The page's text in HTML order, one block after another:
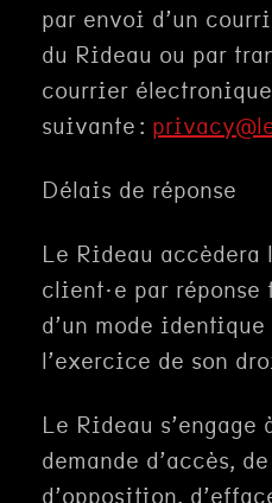
par envoi d’un
du Rideau ou par
courrier électronique
suivante :
Délais de réponse
Le Rideau accèdera
client·e par réponse
d’un mode
l’exercice de son
Le Rideau s’engage
demande d’accès,
d’opposition,